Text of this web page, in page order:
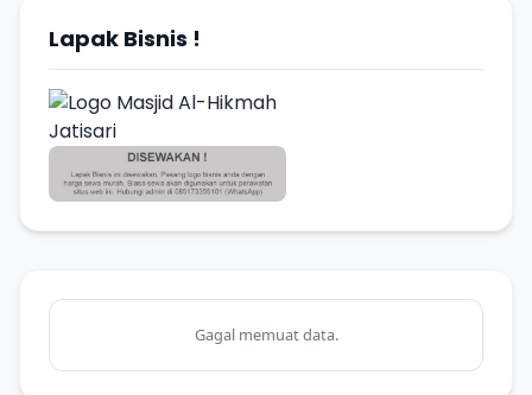
Lapak Bisnis !